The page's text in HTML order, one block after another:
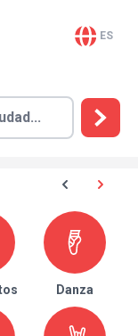
ES
Danza